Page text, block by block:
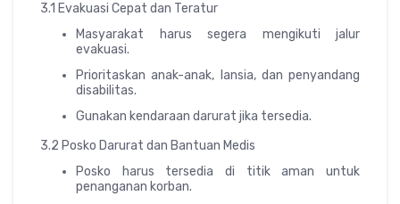
3.1 Evakuasi Cepat dan Teratur
Masyarakat harus segera mengikuti jalur
evakuasi.
Prioritaskan anak-anak, lansia, dan penyandang
disabilitas.
Gunakan kendaraan darurat jika tersedia.
3.2 Posko Darurat dan Bantuan Medis
Posko harus tersedia di titik aman untuk
penanganan korban.